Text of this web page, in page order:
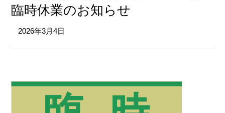
臨時休業のお知らせ
2026年3月4日